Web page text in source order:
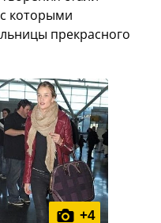
которыми
прекрасного
+4